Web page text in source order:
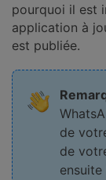
pourquoi il est
application à
est publiée.
de
de